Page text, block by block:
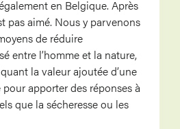
en Belgique. Après
pas aimé. Nous y parvenons
de réduire
entre l’homme et la nature,
la valeur ajoutée d’une
apporter des réponses à
que la sécheresse ou les